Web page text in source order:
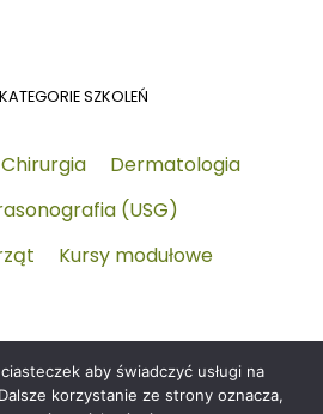
SZKOLEŃ
Chirurgia
Dermatologia
(USG)
Kursy modułowe
Polityka prywatności i
KALENDARZ WYDARZEŃ
aby świadczyć usługi na
korzystanie ze strony oznacza,